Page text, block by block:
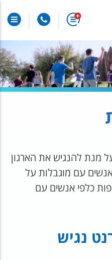
מנת להנגיש את הארגון
עם מוגבלות על
כלפי אנשים עם
נגיש